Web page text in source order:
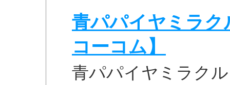
青パパイヤミラク
コーコム】
青パパイヤミラク